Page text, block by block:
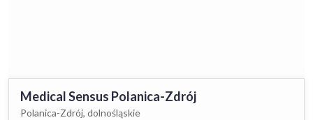
Medical Sensus Polanica-Zdrój
Polanica-Zdrój, dolnośląskie